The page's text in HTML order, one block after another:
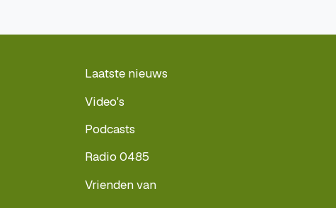
Laatste nieuws
Video's
Podcasts
Radio 0485
Vrienden van